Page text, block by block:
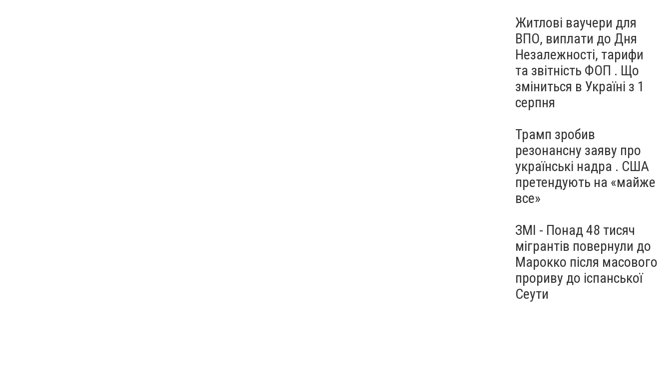
Житлові ваучери для
ВПО, виплати до Дня
Незалежності, тарифи
та звітність ФОП . Що
зміниться в Україні з 1
серпня
Трамп зробив
резонансну заяву про
українські надра . США
претендують на «майже
все»
ЗМІ - Понад 48 тисяч
мігрантів повернули до
Марокко після масового
прориву до іспанської
Сеути